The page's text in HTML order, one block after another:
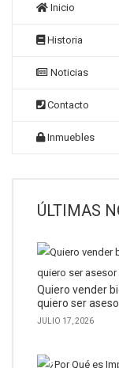
Inicio
Historia
Noticias
Contacto
Inmuebles
ÚLTIMAS
Quiero vender
quiero ser
JULIO 17, 2026